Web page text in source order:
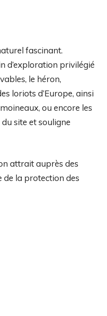
fascinant.
d’exploration privilégié
le héron,
loriots d’Europe, ainsi
ou encore les
site et souligne
attrait auprès des
de la protection des